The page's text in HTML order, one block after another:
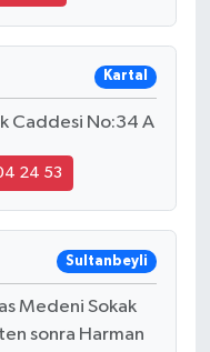
Kartal
Caddesi No:34 A
24 53
Sultanbeyli
Medeni Sokak
sonra Harman